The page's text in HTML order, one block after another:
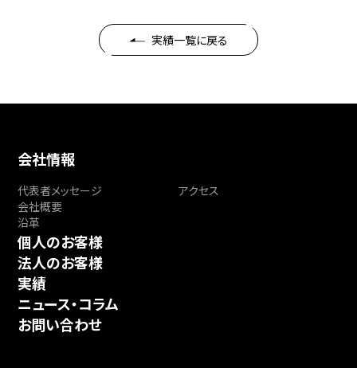
実績一覧に戻る
会社情報
代表者メッセージ
会社概要
沿革
アクセス
実績
個人のお客様
法人のお客様
ニュース・コラム
お問い合わせ